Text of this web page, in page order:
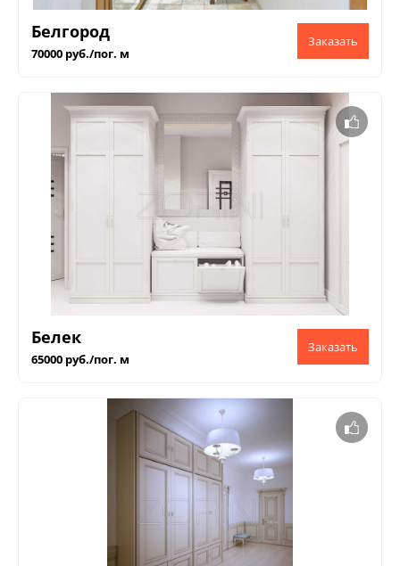
Белгород
70000 руб./пог. м
Белек
65000 руб./пог. м